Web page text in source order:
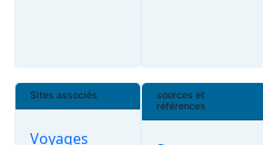
Sites associés
Voyages
sources et
références